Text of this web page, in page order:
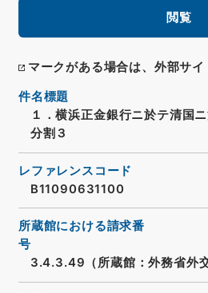
閲覧
マークがある場合は、外部サイ
件名標題
１．横浜正金銀行ニ於テ清国
分割３
レファレンスコード
B11090631100
所蔵館における請求番
号
3.4.3.49（所蔵館：外務省外交